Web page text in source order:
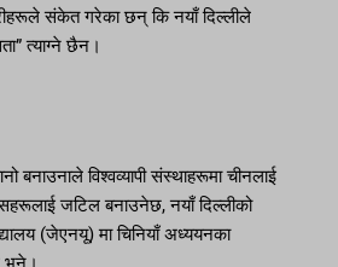
संकेत गरेका छन् कि नयाँ दिल्लीले
त्याग्ने छैन।
बनाउनाले विश्वव्यापी संस्थाहरूमा चीनलाई
जटिल बनाउनेछ, नयाँ दिल्लीको
(जेएनयू) मा चिनियाँ अध्ययनका